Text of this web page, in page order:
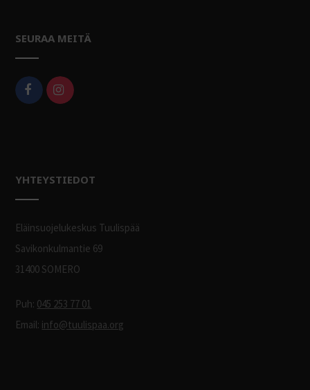
SEURAA MEITÄ
YHTEYSTIEDOT
Eläinsuojelukeskus Tuulispää
Savikonkulmantie 69
31400 SOMERO
Puh: 045 253 77 01
Email: info@tuulispaa.org